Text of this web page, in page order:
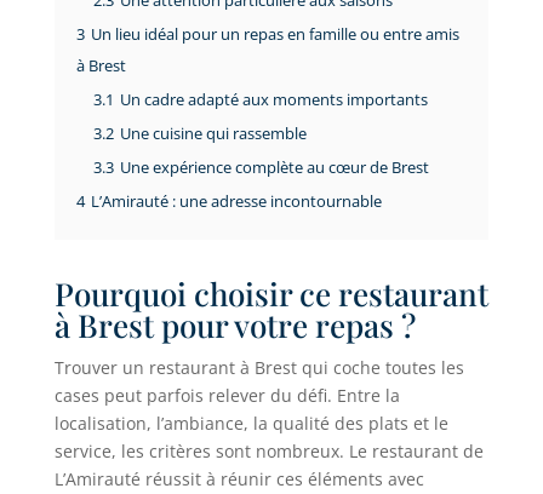
3 Un lieu idéal pour un repas en famille ou entre amis
à Brest
3.1 Un cadre adapté aux moments importants
3.2 Une cuisine qui rassemble
3.3 Une expérience complète au cœur de Brest
4 L’Amirauté : une adresse incontournable
Pourquoi choisir ce restaurant
à Brest pour votre repas ?
Trouver un restaurant à Brest qui coche toutes les
cases peut parfois relever du défi. Entre la
localisation, l’ambiance, la qualité des plats et le
service, les critères sont nombreux. Le restaurant de
L’Amirauté réussit à réunir ces éléments avec